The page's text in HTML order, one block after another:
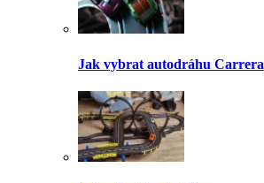
Jak vybrat autodráhu Carrera